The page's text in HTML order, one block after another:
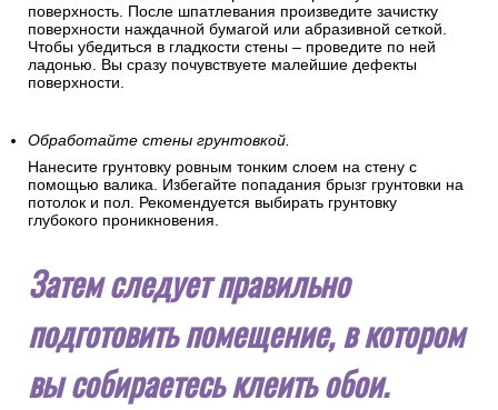
поверхность. После шпатлевания произведите зачистку
поверхности наждачной бумагой или абразивной сеткой.
Чтобы убедиться в гладкости стены – проведите по ней
ладонью. Вы сразу почувствуете малейшие дефекты
поверхности.
Обработайте стены грунтовкой.
Нанесите грунтовку ровным тонким слоем на стену с
помощью валика. Избегайте попадания брызг грунтовки на
потолок и пол. Рекомендуется выбирать грунтовку
глубокого проникновения.
Затем следует правильно
подготовить помещение, в котором
вы собираетесь клеить обои.